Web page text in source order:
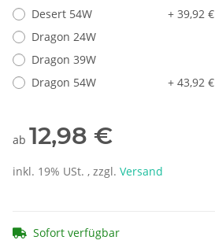
Desert 54W
+ 39,92 €
Dragon 24W
Dragon 39W
Dragon 54W
+ 43,92 €
ab 12,98 €
inkl. 19% USt. , zzgl. Versand
Sofort verfügbar